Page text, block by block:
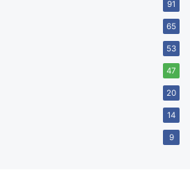
91
65
53
47
20
14
9